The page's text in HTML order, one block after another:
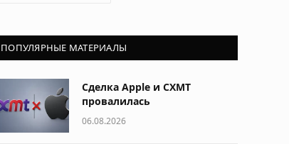
ПОПУЛЯРНЫЕ МАТЕРИАЛЫ
Сделка Apple и CXMT
провалилась
06.08.2026